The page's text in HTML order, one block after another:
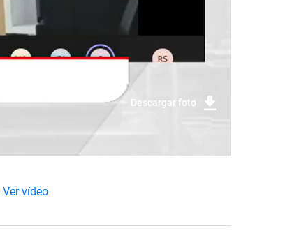
Descargar foto
Ver vídeo